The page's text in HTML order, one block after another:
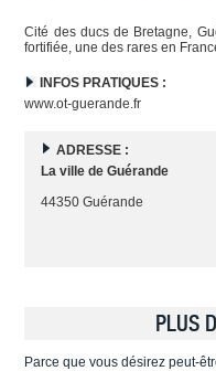
Cité des ducs de Bretagne,
fortifiée, une des rares en
INFOS PRATIQUES :
www.ot-guerande.fr
ADRESSE :
La ville de Guérande
44350 Guérande
PLUS
Parce que vous désirez peut-